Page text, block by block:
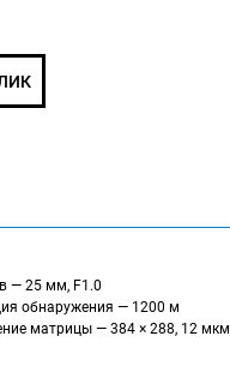
— 25 мм, F1.0
обнаружения — 1200 м
матрицы — 384 × 288, 12 мкм